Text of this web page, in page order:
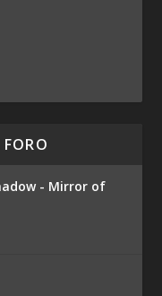
FORO
- Mirror of